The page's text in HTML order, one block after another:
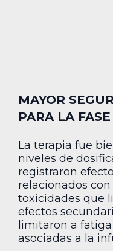
MAYOR
PARA LA
La terapia fue
niveles de
registraron
relacionados
toxicidades que
efectos
limitaron a
asociadas a la